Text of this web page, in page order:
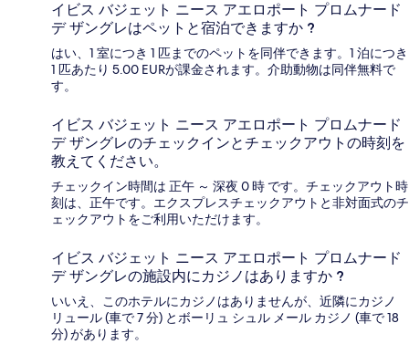
イビス バジェット ニース アエロポート プロムナード
デ ザングレはペットと宿泊できますか ?
はい、1 室につき 1 匹までのペットを同伴できます。1 泊につき
1 匹あたり 5.00 EURが課金されます。介助動物は同伴無料で
す。
イビス バジェット ニース アエロポート プロムナード
デ ザングレのチェックインとチェックアウトの時刻を
教えてください。
チェックイン時間は 正午 ～ 深夜 0 時 です。チェックアウト時
刻は、正午です。エクスプレスチェックアウトと非対面式のチ
ェックアウトをご利用いただけます。
イビス バジェット ニース アエロポート プロムナード
デ ザングレの施設内にカジノはありますか ?
いいえ、このホテルにカジノはありませんが、近隣にカジノ
リュール (車で 7 分) とボーリュ シュル メール カジノ (車で 18
分) があります。